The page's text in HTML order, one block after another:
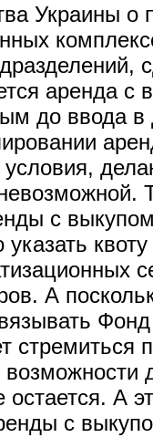
Украины о
аренда с
до ввода в
с
А
Фонд
стремиться
А
с